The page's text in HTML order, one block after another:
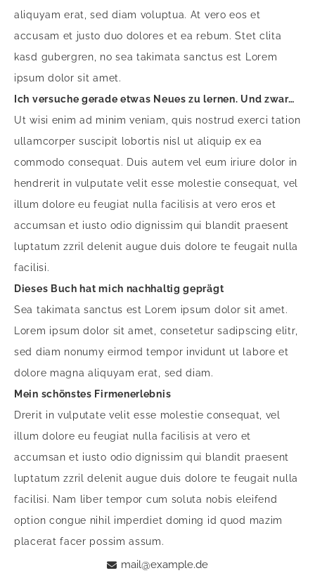
mail@example.de
aliquyam erat, sed diam voluptua. At vero eos et
accusam et justo duo dolores et ea rebum. Stet clita
kasd gubergren, no sea takimata sanctus est Lorem
ipsum dolor sit amet.
Ich versuche gerade etwas Neues zu lernen. Und zwar…
Ut wisi enim ad minim veniam, quis nostrud exerci tation
ullamcorper suscipit lobortis nisl ut aliquip ex ea
commodo consequat. Duis autem vel eum iriure dolor in
hendrerit in vulputate velit esse molestie consequat, vel
illum dolore eu feugiat nulla facilisis at vero eros et
accumsan et iusto odio dignissim qui blandit praesent
luptatum zzril delenit augue duis dolore te feugait nulla
facilisi.
Dieses Buch hat mich nachhaltig geprägt
Sea takimata sanctus est Lorem ipsum dolor sit amet.
Lorem ipsum dolor sit amet, consetetur sadipscing elitr,
sed diam nonumy eirmod tempor invidunt ut labore et
dolore magna aliquyam erat, sed diam.
Mein schönstes Firmenerlebnis
Drerit in vulputate velit esse molestie consequat, vel
illum dolore eu feugiat nulla facilisis at vero et
accumsan et iusto odio dignissim qui blandit praesent
luptatum zzril delenit augue duis dolore te feugait nulla
facilisi. Nam liber tempor cum soluta nobis eleifend
option congue nihil imperdiet doming id quod mazim
placerat facer possim assum.